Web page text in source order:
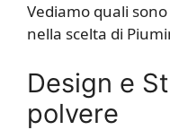
Vediamo quali
nella scelta di
Design e
polvere